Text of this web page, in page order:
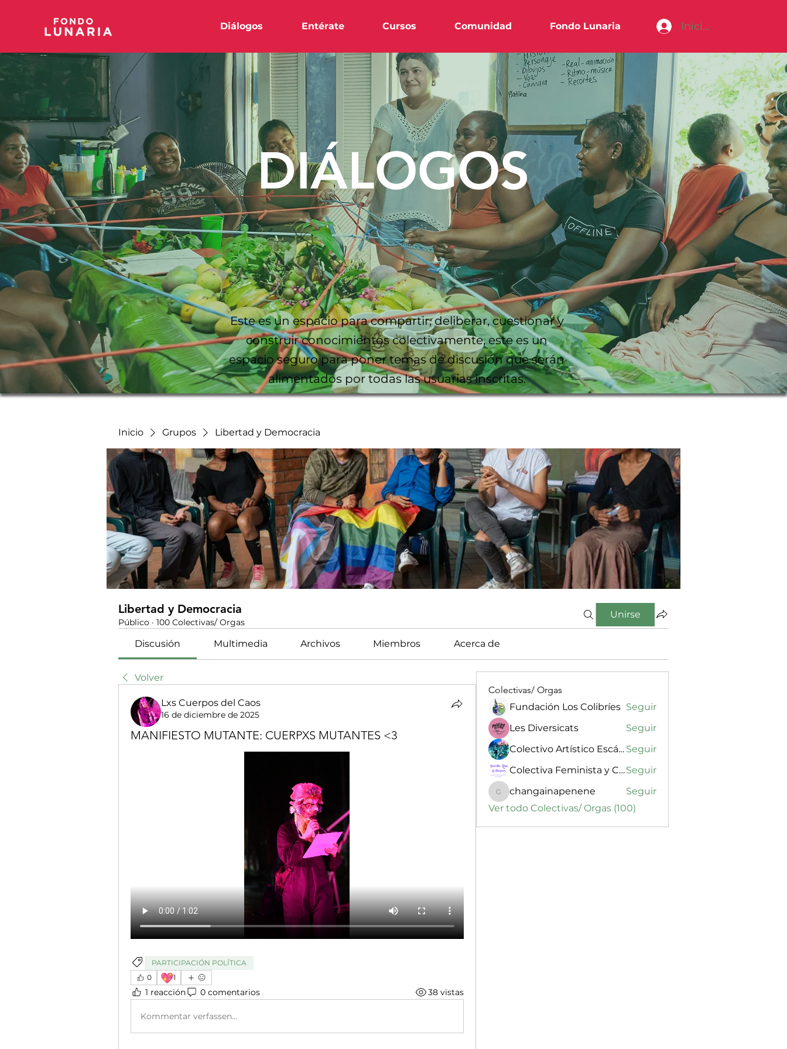
Diálogos Entérate Cursos Comunidad Fondo Lunaria Iniciar sesión
DIÁLOGOS
Este es un espacio para compartir, deliberar, cuestionar y
construir conocimientos colectivamente, este es un
espacio seguro para poner temas de discusión que serán
alimentados por todas las usuarias inscritas.
Inicio Grupos Libertad y Democracia
Libertad y Democracia
Público · 100 Colectivas/ Orgas
Unirse
Discusión Multimedia Archivos Miembros Acerca de
Volver
Lxs Cuerpos del Caos
16 de diciembre de 2025
MANIFIESTO MUTANTE: CUERPXS MUTANTES <3
PARTICIPACIÓN POLÍTICA
0
💖1
1 reacción 0 comentarios 38 vistas
Kommentar verfassen...
Colectivas/ Orgas
Fundación Los Colibríes Seguir
Les Diversicats
Seguir
Colectivo Artístico Escándalx Seguir
Colectiva Feminista y Cultural Amarilla, Rosa & PúrpuraSeguir
changainapenene
changainapenene
Seguir
Ver todo Colectivas/ Orgas (100)